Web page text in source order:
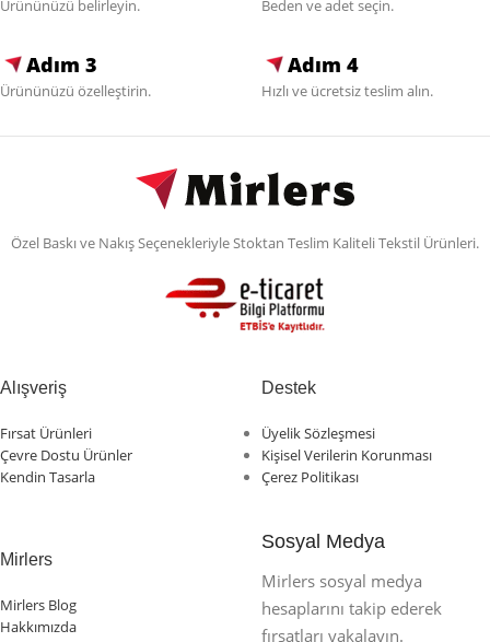
Ürününüzü belirleyin. Beden ve adet seçin.
Adım 3
Ürününüzü özelleştirin.
Adım 4
Hızlı ve ücretsiz teslim alın.
Özel Baskı ve Nakış Seçenekleriyle Stoktan Teslim Kaliteli Tekstil Ürünleri.
Alışveriş
Fırsat Ürünleri
Çevre Dostu Ürünler
Kendin Tasarla
Destek
Üyelik Sözleşmesi
Kişisel Verilerin Korunması
Çerez Politikası
Mirlers
Mirlers Blog
Hakkımızda
Sosyal Medya
Mirlers sosyal medya
hesaplarını takip ederek
fırsatları yakalayın.